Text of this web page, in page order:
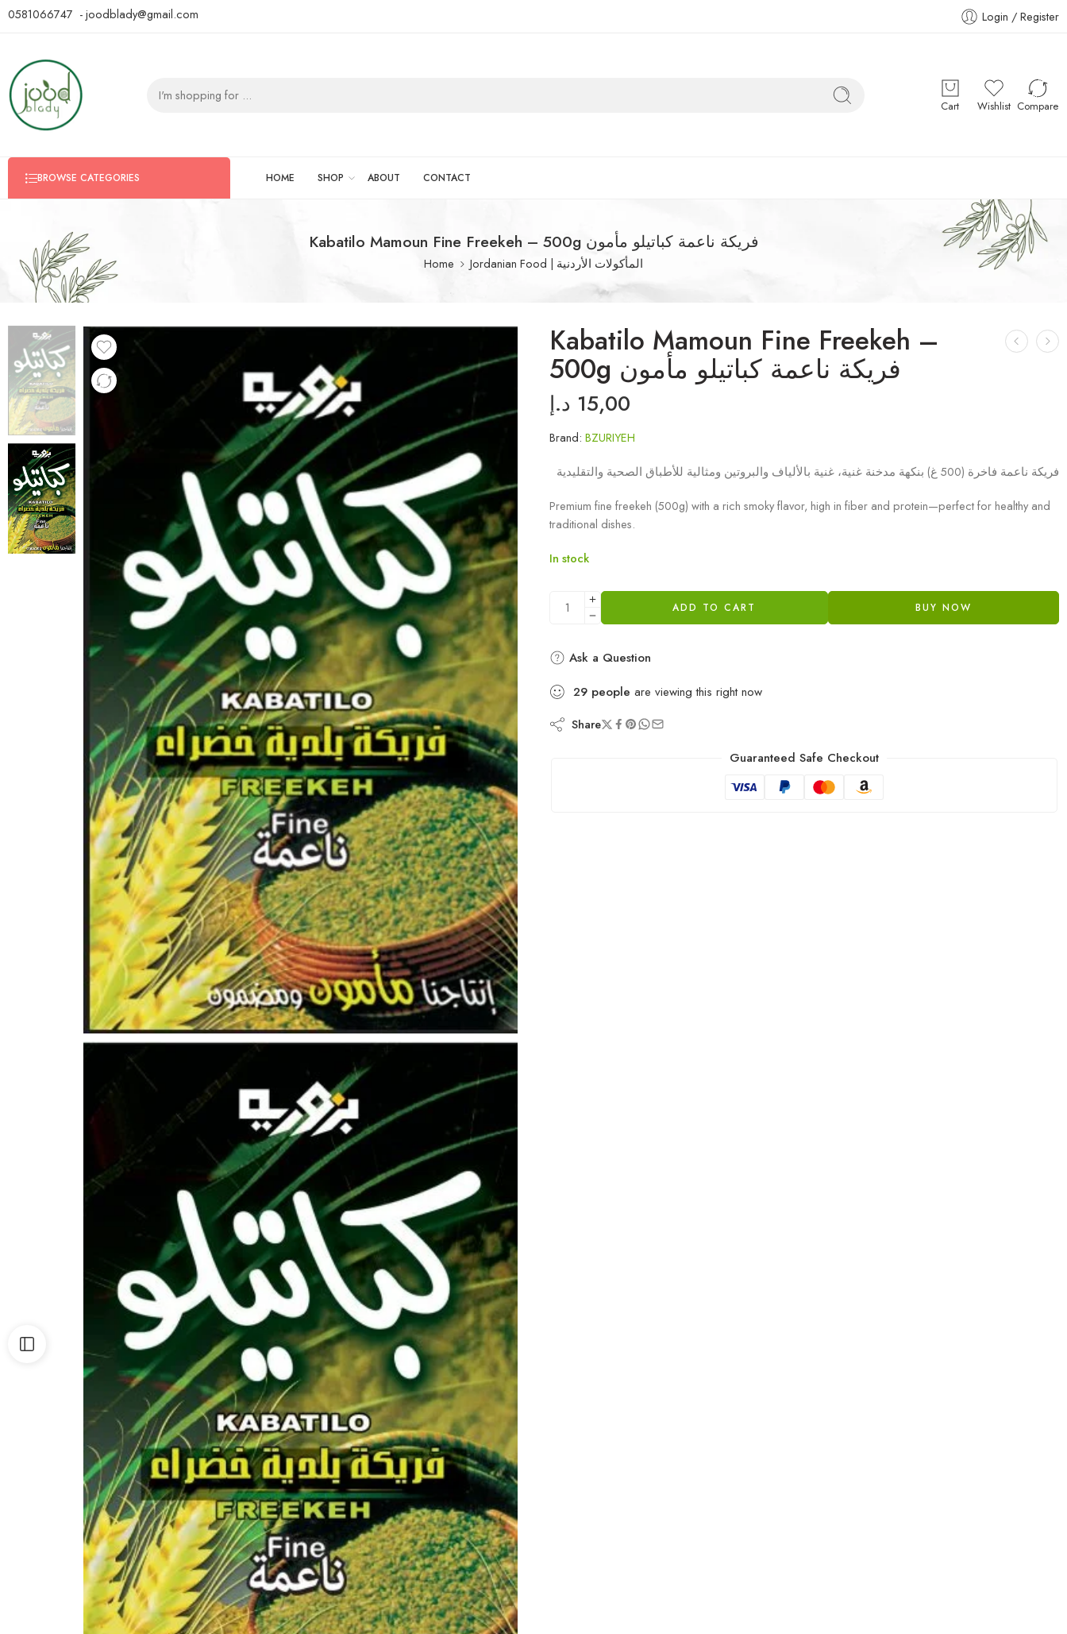
0581066747 - joodblady@gmail.com Login / Register
Cart Wishlist Compare
BROWSE CATEGORIES HOME SHOP ABOUT CONTACT
Kabatilo Mamoun Fine Freekeh – 500g فريكة ناعمة كباتيلو مأمون
Home Jordanian Food | المأكولات الأردنية
Kabatilo Mamoun Fine Freekeh –
500g فريكة ناعمة كباتيلو مأمون
15,00 د.إ
Brand: BZURIYEH
فريكة ناعمة فاخرة (500 غ) بنكهة مدخنة غنية، غنية بالألياف والبروتين ومثالية للأطباق الصحية والتقليدية
Premium fine freekeh (500g) with a rich smoky flavor, high in fiber and protein—perfect for healthy and
traditional dishes.
In stock
ADD TO CART BUY NOW
Ask a Question
29 people are viewing this right now
Share
Guaranteed Safe Checkout